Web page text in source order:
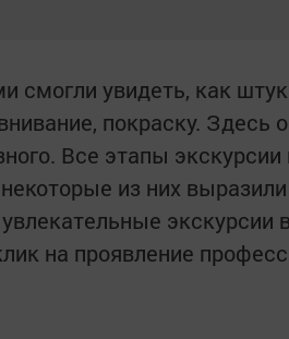
смогли увидеть, как
покраску. Здесь
Все этапы
из них
на проявление